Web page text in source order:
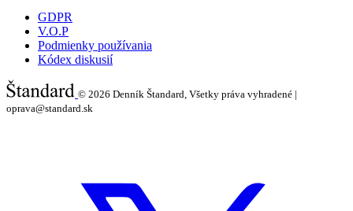
GDPR
V.O.P
Podmienky používania
Kódex diskusií
© 2026 Denník Štandard, Všetky práva vyhradené |
oprava@standard.sk